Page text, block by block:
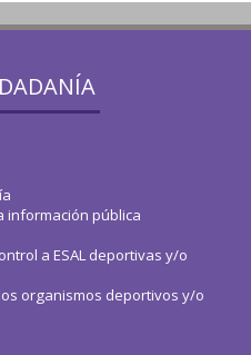
información pública
a ESAL deportivas y/o
organismos deportivos y/o